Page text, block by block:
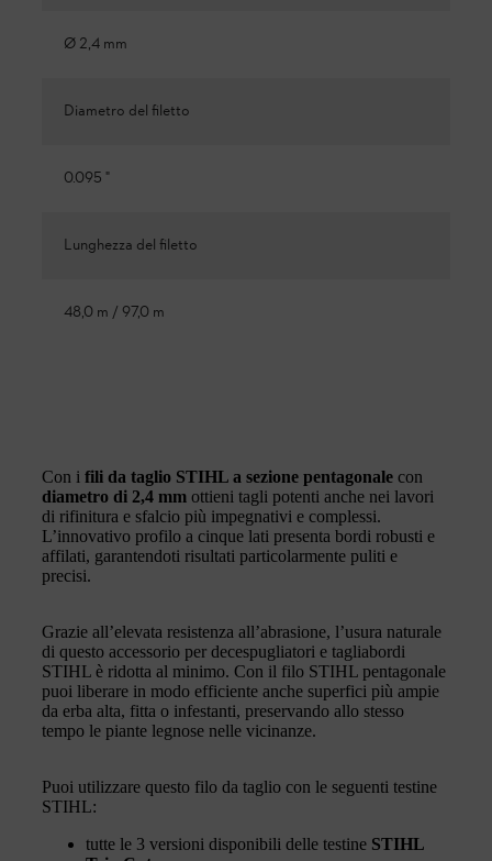
Ø 2,4 mm
Diametro del filetto
0.095 "
Lunghezza del filetto
48,0 m / 97,0 m
Con i fili da taglio STIHL a sezione pentagonale con
diametro di 2,4 mm ottieni tagli potenti anche nei lavori
di rifinitura e sfalcio più impegnativi e complessi.
L’innovativo profilo a cinque lati presenta bordi robusti e
affilati, garantendoti risultati particolarmente puliti e
precisi.
Grazie all’elevata resistenza all’abrasione, l’usura naturale
di questo accessorio per decespugliatori e tagliabordi
STIHL è ridotta al minimo. Con il filo STIHL pentagonale
puoi liberare in modo efficiente anche superfici più ampie
da erba alta, fitta o infestanti, preservando allo stesso
tempo le piante legnose nelle vicinanze.
Puoi utilizzare questo filo da taglio con le seguenti testine
STIHL:
tutte le 3 versioni disponibili delle testine STIHL